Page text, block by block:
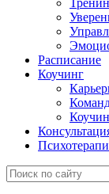
Расписание
Коучинг